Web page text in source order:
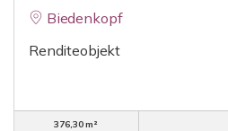
Biedenkopf
Renditeobjekt
376,30 m²